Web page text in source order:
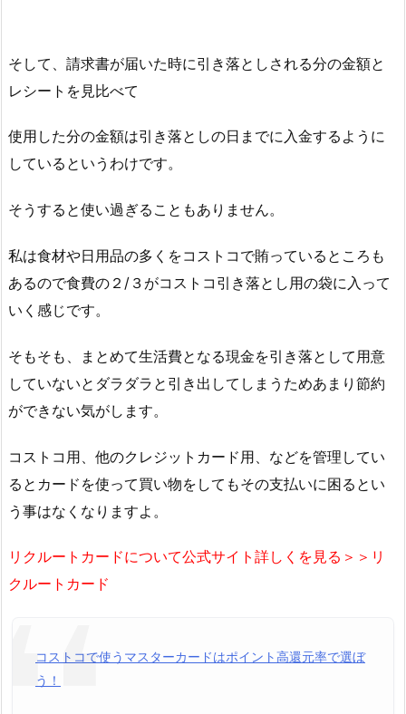
そして、請求書が届いた時に引き落としされる分の金額と
レシートを見比べて
使用した分の金額は引き落としの日までに入金するように
しているというわけです。
そうすると使い過ぎることもありません。
私は食材や日用品の多くをコストコで賄っているところも
あるので食費の２/３がコストコ引き落とし用の袋に入って
いく感じです。
そもそも、まとめて生活費となる現金を引き落として用意
していないとダラダラと引き出してしまうためあまり節約
ができない気がします。
コストコ用、他のクレジットカード用、などを管理してい
るとカードを使って買い物をしてもその支払いに困るとい
う事はなくなりますよ。
リクルートカードについて公式サイト詳しくを見る＞＞リ
クルートカード
コストコで使うマスターカードはポイント高還元率で選ぼ
う！